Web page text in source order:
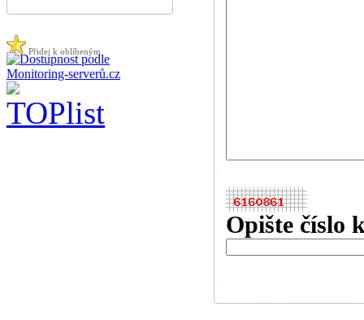
Opište číslo
Přidej k oblíbeným